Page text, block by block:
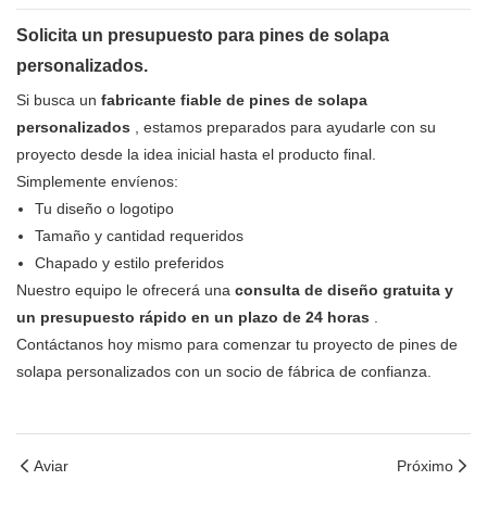
Solicita un presupuesto para pines de solapa
personalizados.
Si busca un fabricante fiable de pines de solapa
personalizados , estamos preparados para ayudarle con su
proyecto desde la idea inicial hasta el producto final.
Simplemente envíenos:
Tu diseño o logotipo
Tamaño y cantidad requeridos
Chapado y estilo preferidos
Nuestro equipo le ofrecerá una consulta de diseño gratuita y
un presupuesto rápido en un plazo de 24 horas .
Contáctanos hoy mismo para comenzar tu proyecto de pines de
solapa personalizados con un socio de fábrica de confianza.
Aviar Próximo